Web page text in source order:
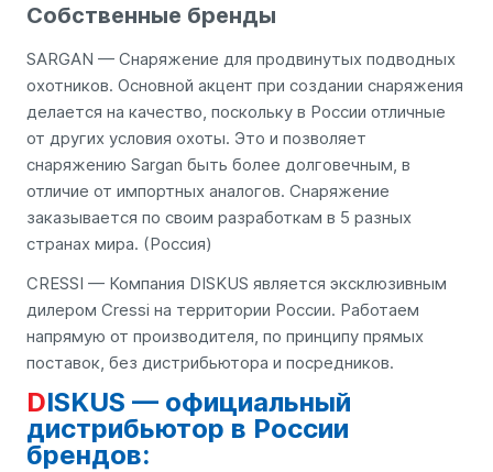
Собственные бренды
SARGAN — Снаряжение для продвинутых подводных
охотников. Основной акцент при создании снаряжения
делается на качество, поскольку в России отличные
от других условия охоты. Это и позволяет
снаряжению Sargan быть более долговечным, в
отличие от импортных аналогов. Снаряжение
заказывается по своим разработкам в 5 разных
странах мира. (Россия)
CRESSI — Компания DISKUS является эксклюзивным
дилером Cressi на территории России. Работаем
напрямую от производителя, по принципу прямых
поставок, без дистрибьютора и посредников.
DISKUS — официальный
дистрибьютор в России
брендов: